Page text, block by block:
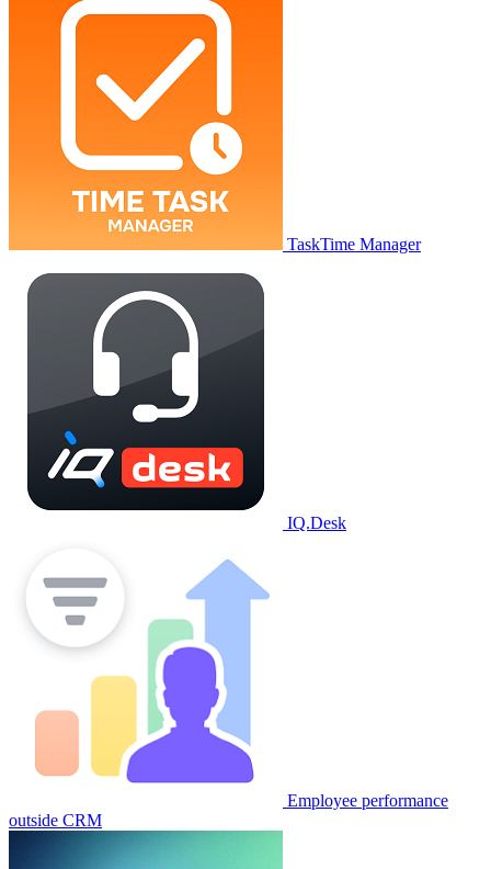
TaskTime Manager
IQ.Desk
Employee performance
outside CRM